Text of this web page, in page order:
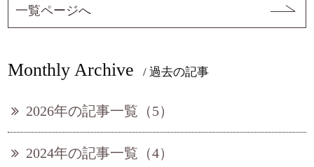
一覧ページへ
Monthly Archive / 過去の記事
2026年の記事一覧（5）
2024年の記事一覧（4）